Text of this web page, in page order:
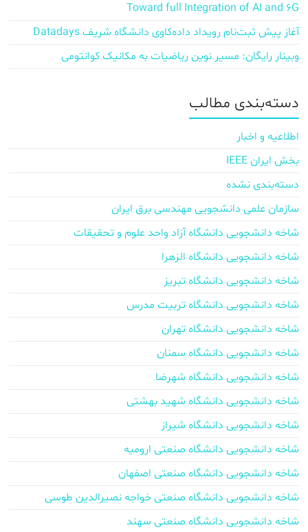
Toward full Integration of AI and 6G
آغاز پیش‌ ثبت‌نام رویداد داده‌کاوی دانشگاه شریف Datadays
وبینار رایگان: مسیر نوین ریاضیات به مکانیک کوانتومی
دسته‌بندی مطالب
اطلاعیه و اخبار
بخش ایران IEEE
دسته‌بندی نشده
سازمان علمی دانشجویی مهندسی برق ایران
شاخه دانشجویی دانشگاه آزاد واحد علوم و تحقیقات
شاخه دانشجویی دانشگاه الزهرا
شاخه دانشجویی دانشگاه تبریز
شاخه دانشجویی دانشگاه تربیت مدرس
شاخه دانشجویی دانشگاه تهران
شاخه دانشجویی دانشگاه سمنان
شاخه دانشجویی دانشگاه شهرضا
شاخه دانشجویی دانشگاه شهید بهشتی
شاخه دانشجویی دانشگاه شیراز
شاخه دانشجویی دانشگاه صنعتی ارومیه
شاخه دانشجویی دانشگاه صنعتی اصفهان
شاخه دانشجویی دانشگاه صنعتی خواجه نصیرالدین طوسی
شاخه دانشجویی دانشگاه صنعتی سهند